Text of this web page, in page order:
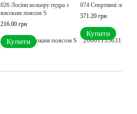
026 Лосіни кольору пудра з
високим поясом S
216.00 грн
Купити
074 Спортивні
571.20 грн
Купити